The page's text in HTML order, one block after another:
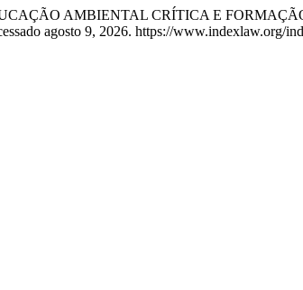
AMBIENTAL CRÍTICA E
agosto 9, 2026. https://www.indexlaw.org/